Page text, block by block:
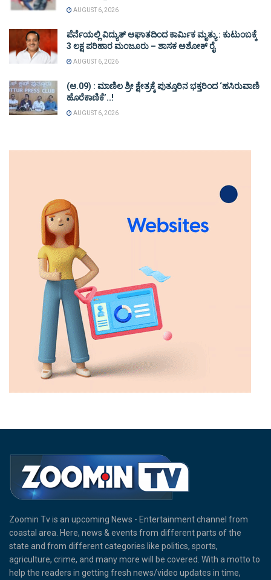
AUGUST 6, 2026
ಪೆರ್ನೆಯಲ್ಲಿ ವಿದ್ಯುತ್ ಆಘಾತದಿಂದ ಕಾರ್ಮಿಕ ಮೃತ್ಯು : ಕುಟುಂಬಕ್ಕೆ
3 ಲಕ್ಷ ಪರಿಹಾರ ಮಂಜೂರು – ಶಾಸಕ ಅಶೋಕ್ ರೈ
AUGUST 6, 2026
(ಆ.09) : ಮಾಣಿಲ ಶ್ರೀ ಕ್ಷೇತ್ರಕ್ಕೆ ಪುತ್ತೂರಿನ ಭಕ್ತರಿಂದ ‘ಹಸಿರುವಾಣಿ
ಹೊರೆಕಾಣಿಕೆ’..!
AUGUST 6, 2026
Zoomin Tv is an upcoming News - Entertainment channel from
coastal area. Here, news & events from different parts of the
state and from different categories like politics, sports,
agriculture, crime, and many more will be covered. With a motto to
help the readers in getting fresh news/video updates in time,